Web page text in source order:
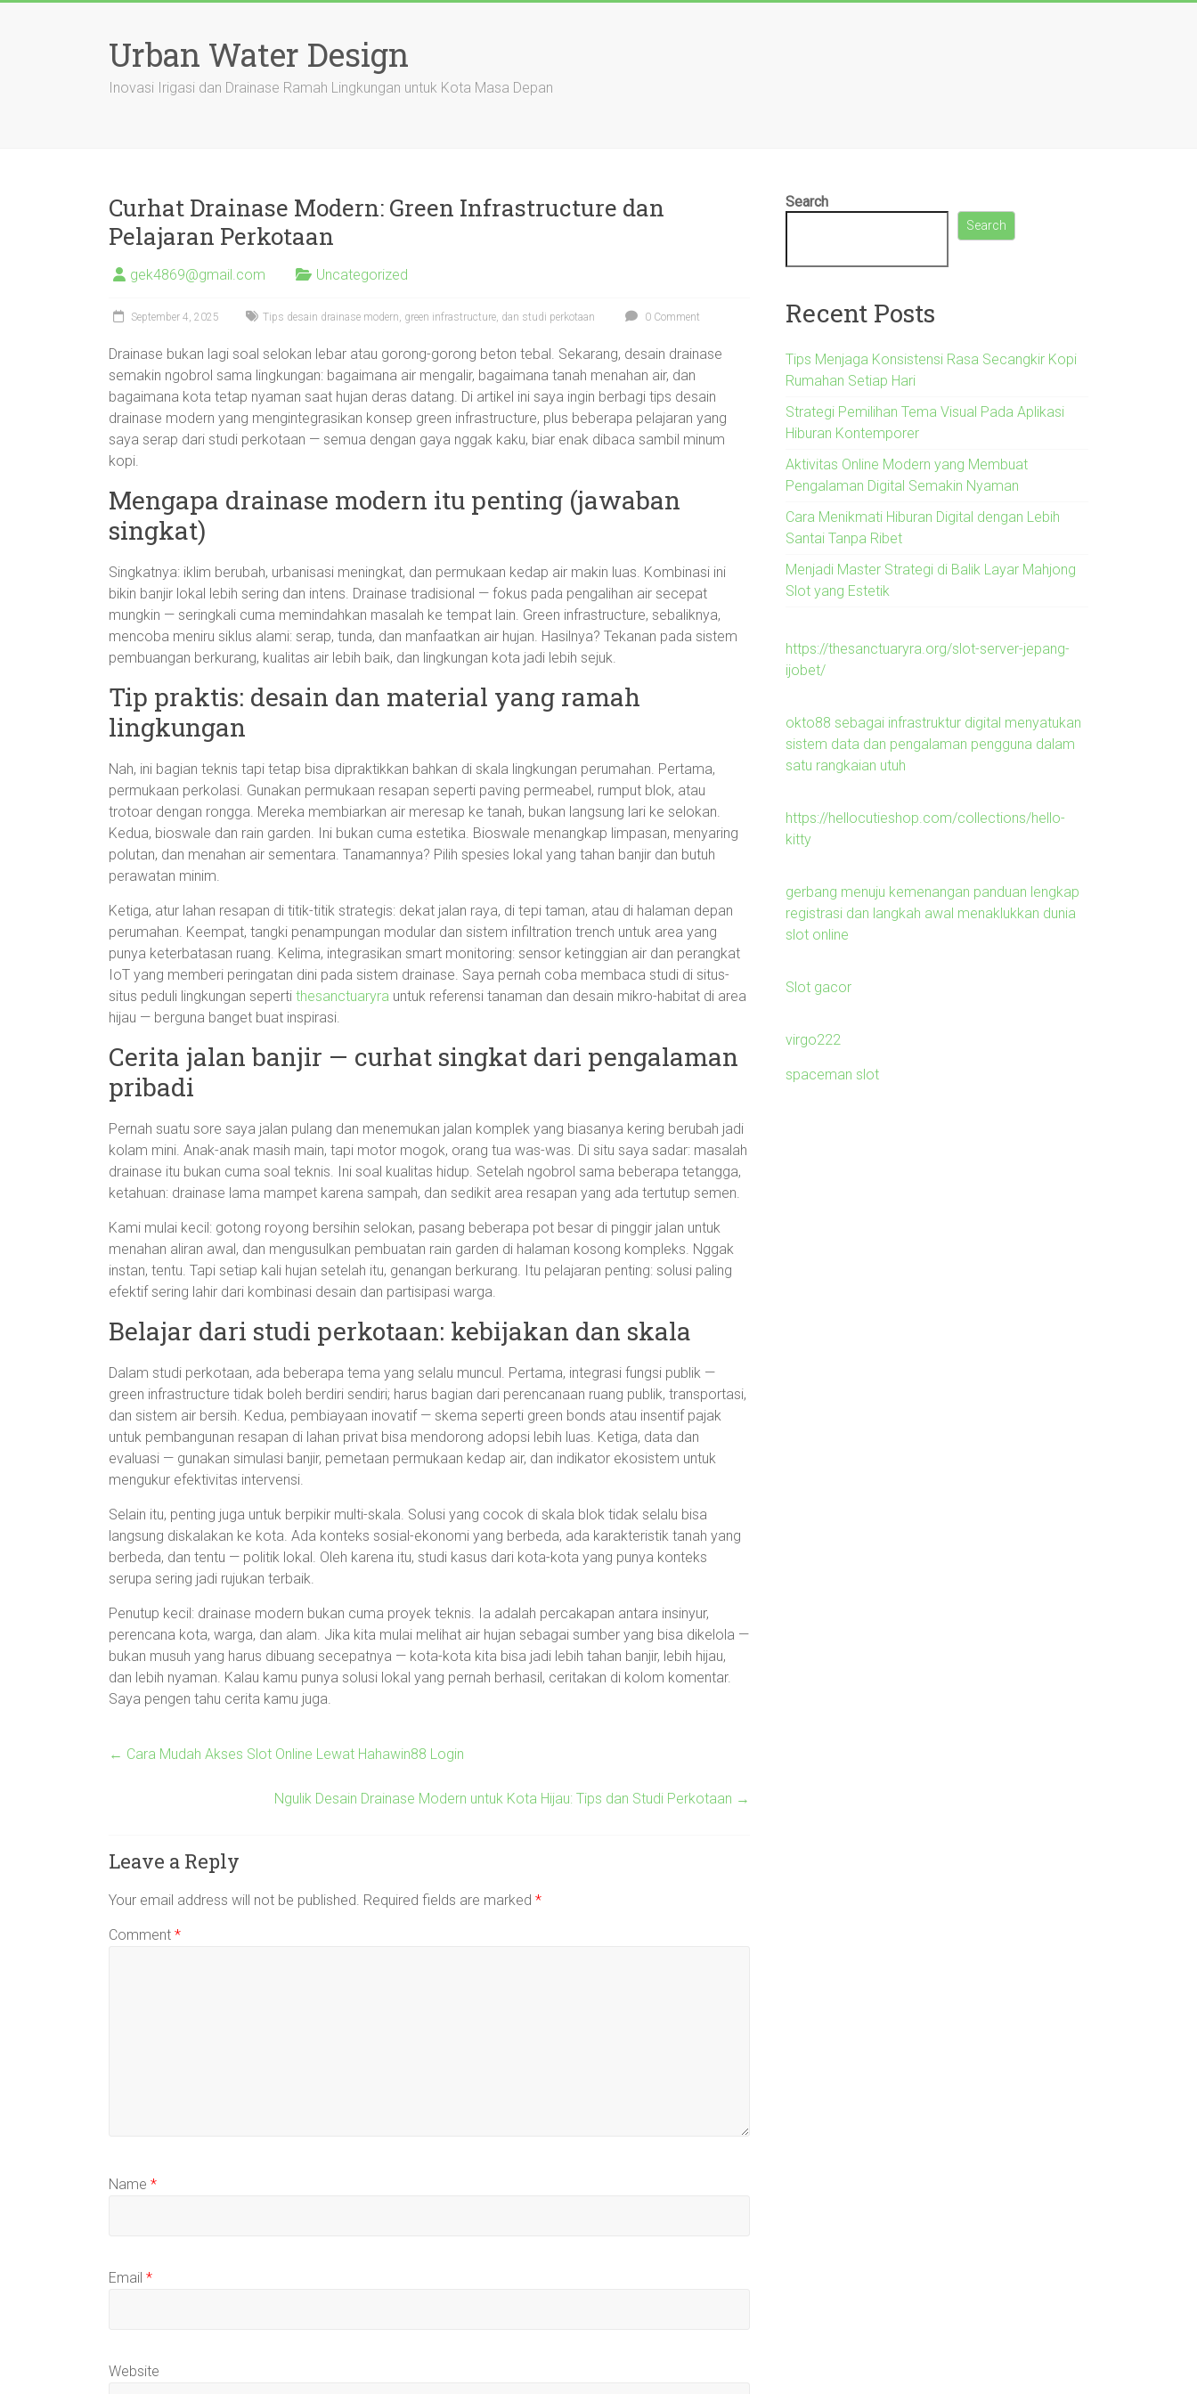
Urban Water Design
Inovasi Irigasi dan Drainase Ramah Lingkungan untuk Kota Masa Depan
Curhat Drainase Modern: Green Infrastructure dan
Pelajaran Perkotaan
gek4869@gmail.com Uncategorized
September 4, 2025 Tips desain drainase modern, green infrastructure, dan studi perkotaan 0 Comment
Drainase bukan lagi soal selokan lebar atau gorong-gorong beton tebal. Sekarang, desain drainase
semakin ngobrol sama lingkungan: bagaimana air mengalir, bagaimana tanah menahan air, dan
bagaimana kota tetap nyaman saat hujan deras datang. Di artikel ini saya ingin berbagi tips desain
drainase modern yang mengintegrasikan konsep green infrastructure, plus beberapa pelajaran yang
saya serap dari studi perkotaan — semua dengan gaya nggak kaku, biar enak dibaca sambil minum
kopi.
Mengapa drainase modern itu penting (jawaban
singkat)
Singkatnya: iklim berubah, urbanisasi meningkat, dan permukaan kedap air makin luas. Kombinasi ini
bikin banjir lokal lebih sering dan intens. Drainase tradisional — fokus pada pengalihan air secepat
mungkin — seringkali cuma memindahkan masalah ke tempat lain. Green infrastructure, sebaliknya,
mencoba meniru siklus alami: serap, tunda, dan manfaatkan air hujan. Hasilnya? Tekanan pada sistem
pembuangan berkurang, kualitas air lebih baik, dan lingkungan kota jadi lebih sejuk.
Tip praktis: desain dan material yang ramah
lingkungan
Nah, ini bagian teknis tapi tetap bisa dipraktikkan bahkan di skala lingkungan perumahan. Pertama,
permukaan perkolasi. Gunakan permukaan resapan seperti paving permeabel, rumput blok, atau
trotoar dengan rongga. Mereka membiarkan air meresap ke tanah, bukan langsung lari ke selokan.
Kedua, bioswale dan rain garden. Ini bukan cuma estetika. Bioswale menangkap limpasan, menyaring
polutan, dan menahan air sementara. Tanamannya? Pilih spesies lokal yang tahan banjir dan butuh
perawatan minim.
Ketiga, atur lahan resapan di titik-titik strategis: dekat jalan raya, di tepi taman, atau di halaman depan
perumahan. Keempat, tangki penampungan modular dan sistem infiltration trench untuk area yang
punya keterbatasan ruang. Kelima, integrasikan smart monitoring: sensor ketinggian air dan perangkat
IoT yang memberi peringatan dini pada sistem drainase. Saya pernah coba membaca studi di situs-
situs peduli lingkungan seperti thesanctuaryra untuk referensi tanaman dan desain mikro-habitat di area
hijau — berguna banget buat inspirasi.
Cerita jalan banjir — curhat singkat dari pengalaman
pribadi
Pernah suatu sore saya jalan pulang dan menemukan jalan komplek yang biasanya kering berubah jadi
kolam mini. Anak-anak masih main, tapi motor mogok, orang tua was-was. Di situ saya sadar: masalah
drainase itu bukan cuma soal teknis. Ini soal kualitas hidup. Setelah ngobrol sama beberapa tetangga,
ketahuan: drainase lama mampet karena sampah, dan sedikit area resapan yang ada tertutup semen.
Kami mulai kecil: gotong royong bersihin selokan, pasang beberapa pot besar di pinggir jalan untuk
menahan aliran awal, dan mengusulkan pembuatan rain garden di halaman kosong kompleks. Nggak
instan, tentu. Tapi setiap kali hujan setelah itu, genangan berkurang. Itu pelajaran penting: solusi paling
efektif sering lahir dari kombinasi desain dan partisipasi warga.
Belajar dari studi perkotaan: kebijakan dan skala
Dalam studi perkotaan, ada beberapa tema yang selalu muncul. Pertama, integrasi fungsi publik —
green infrastructure tidak boleh berdiri sendiri; harus bagian dari perencanaan ruang publik, transportasi,
dan sistem air bersih. Kedua, pembiayaan inovatif — skema seperti green bonds atau insentif pajak
untuk pembangunan resapan di lahan privat bisa mendorong adopsi lebih luas. Ketiga, data dan
evaluasi — gunakan simulasi banjir, pemetaan permukaan kedap air, dan indikator ekosistem untuk
mengukur efektivitas intervensi.
Selain itu, penting juga untuk berpikir multi-skala. Solusi yang cocok di skala blok tidak selalu bisa
langsung diskalakan ke kota. Ada konteks sosial-ekonomi yang berbeda, ada karakteristik tanah yang
berbeda, dan tentu — politik lokal. Oleh karena itu, studi kasus dari kota-kota yang punya konteks
serupa sering jadi rujukan terbaik.
Penutup kecil: drainase modern bukan cuma proyek teknis. Ia adalah percakapan antara insinyur,
perencana kota, warga, dan alam. Jika kita mulai melihat air hujan sebagai sumber yang bisa dikelola —
bukan musuh yang harus dibuang secepatnya — kota-kota kita bisa jadi lebih tahan banjir, lebih hijau,
dan lebih nyaman. Kalau kamu punya solusi lokal yang pernah berhasil, ceritakan di kolom komentar.
Saya pengen tahu cerita kamu juga.
← Cara Mudah Akses Slot Online Lewat Hahawin88 Login
Ngulik Desain Drainase Modern untuk Kota Hijau: Tips dan Studi Perkotaan →
Leave a Reply
Your email address will not be published. Required fields are marked *
Comment *
Name *
Email *
Website
Search
Search
Recent Posts
Tips Menjaga Konsistensi Rasa Secangkir Kopi
Rumahan Setiap Hari
Strategi Pemilihan Tema Visual Pada Aplikasi
Hiburan Kontemporer
Aktivitas Online Modern yang Membuat
Pengalaman Digital Semakin Nyaman
Cara Menikmati Hiburan Digital dengan Lebih
Santai Tanpa Ribet
Menjadi Master Strategi di Balik Layar Mahjong
Slot yang Estetik
https://thesanctuaryra.org/slot-server-jepang-
ijobet/
okto88 sebagai infrastruktur digital menyatukan
sistem data dan pengalaman pengguna dalam
satu rangkaian utuh
https://hellocutieshop.com/collections/hello-
kitty
gerbang menuju kemenangan panduan lengkap
registrasi dan langkah awal menaklukkan dunia
slot online
Slot gacor
virgo222
spaceman slot